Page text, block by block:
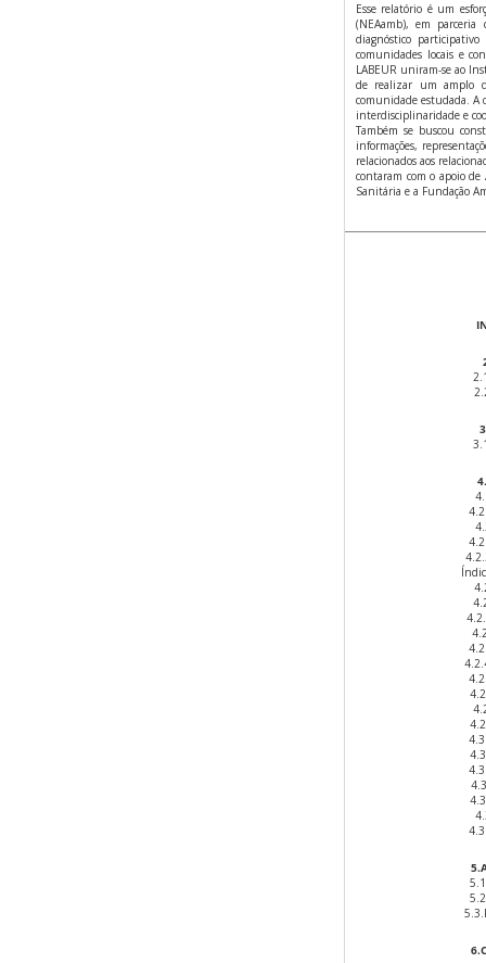
Esse relatório é um
(NEAamb), em parceria
diagnóstico
comunidades locais e
LABEUR uniram-se ao
de realizar um amplo
comunidade estudada. A
interdisciplinaridade e
Também se buscou
informações,
relacionados aos
contaram com o apoio
Sanitária e a Fundação